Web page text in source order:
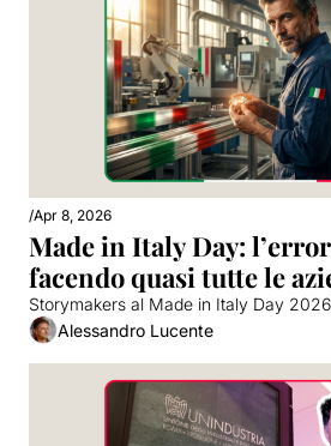
/Apr 8, 2026
Made in Italy Day:
facendo quasi tutte le
Storymakers al Made in Italy Day
Alessandro Lucente